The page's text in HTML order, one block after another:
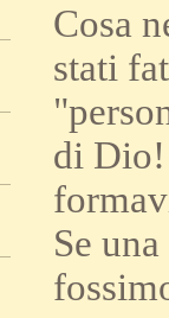
Cosa
stati
di Dio!
Se